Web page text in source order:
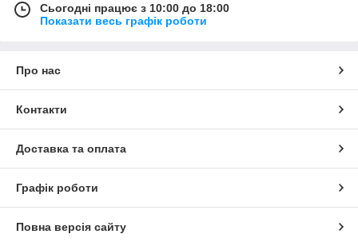
Сьогодні працює з 10:00 до 18:00
Показати весь графік роботи
Про нас
Контакти
Доставка та оплата
Графік роботи
Повна версія сайту